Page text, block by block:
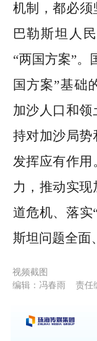
机制，都必须
巴勒斯坦人
“两国方案”。
国方案”基础
加沙人口和
持对加沙局
发挥应有作
力，推动实
道危机、落实
斯坦问题全面
视频截图
编辑：冯春雨
责任